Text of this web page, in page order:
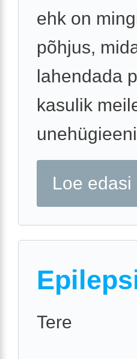
ehk on
põhjus,
lahendada
kasulik
Loe edasi
Tere